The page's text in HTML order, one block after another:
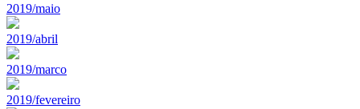
2019/maio
2019/abril
2019/marco
2019/fevereiro